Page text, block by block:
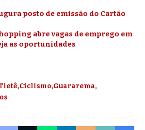
posto de emissão do Cartão
abre vagas de emprego em
as oportunidades
Ciclismo Guararema